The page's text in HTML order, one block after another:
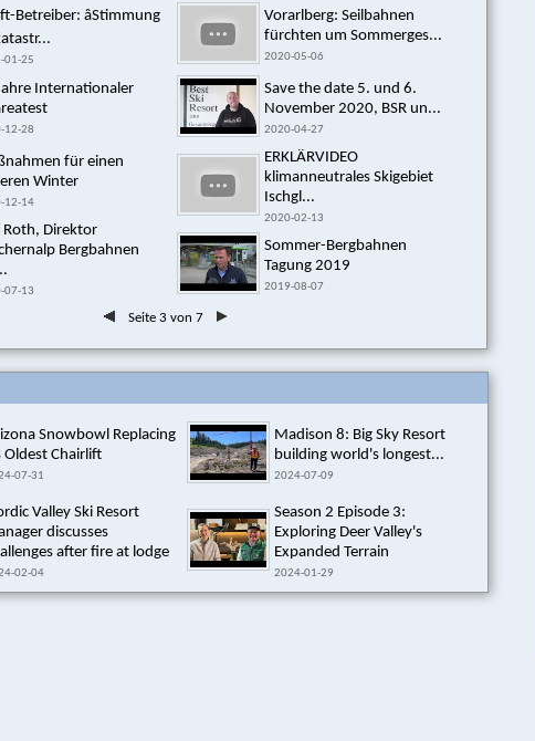
Betreiber: âStimmung
01-25
Internationaler
12-28
für einen
Winter
12-14
Roth, Direktor
Bergbahnen
07-13
Vorarlberg: Seilbahnen
fürchten um Sommerges...
2020-05-06
Save the date 5. und 6.
November 2020, BSR un...
2020-04-27
ERKLÄRVIDEO
klimanneutrales Skigebiet
Ischgl...
2020-02-13
Sommer-Bergbahnen
Tagung 2019
2019-08-07
Seite 3 von 7
Snowbowl Replacing
Oldest Chairlift
07-31
Madison 8: Big Sky Resort
building world's longest...
2024-07-09
Valley Ski Resort
discusses
after fire at lodge
02-04
Season 2 Episode 3:
Exploring Deer Valley's
Expanded Terrain
2024-01-29